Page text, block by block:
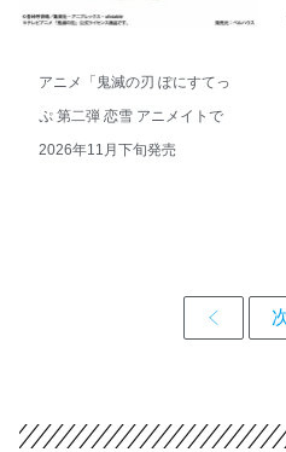
アニメ「鬼滅の刃 ぽにすてっ
ぷ 第二弾 恋雪 アニメイトで
2026年11月下旬発売